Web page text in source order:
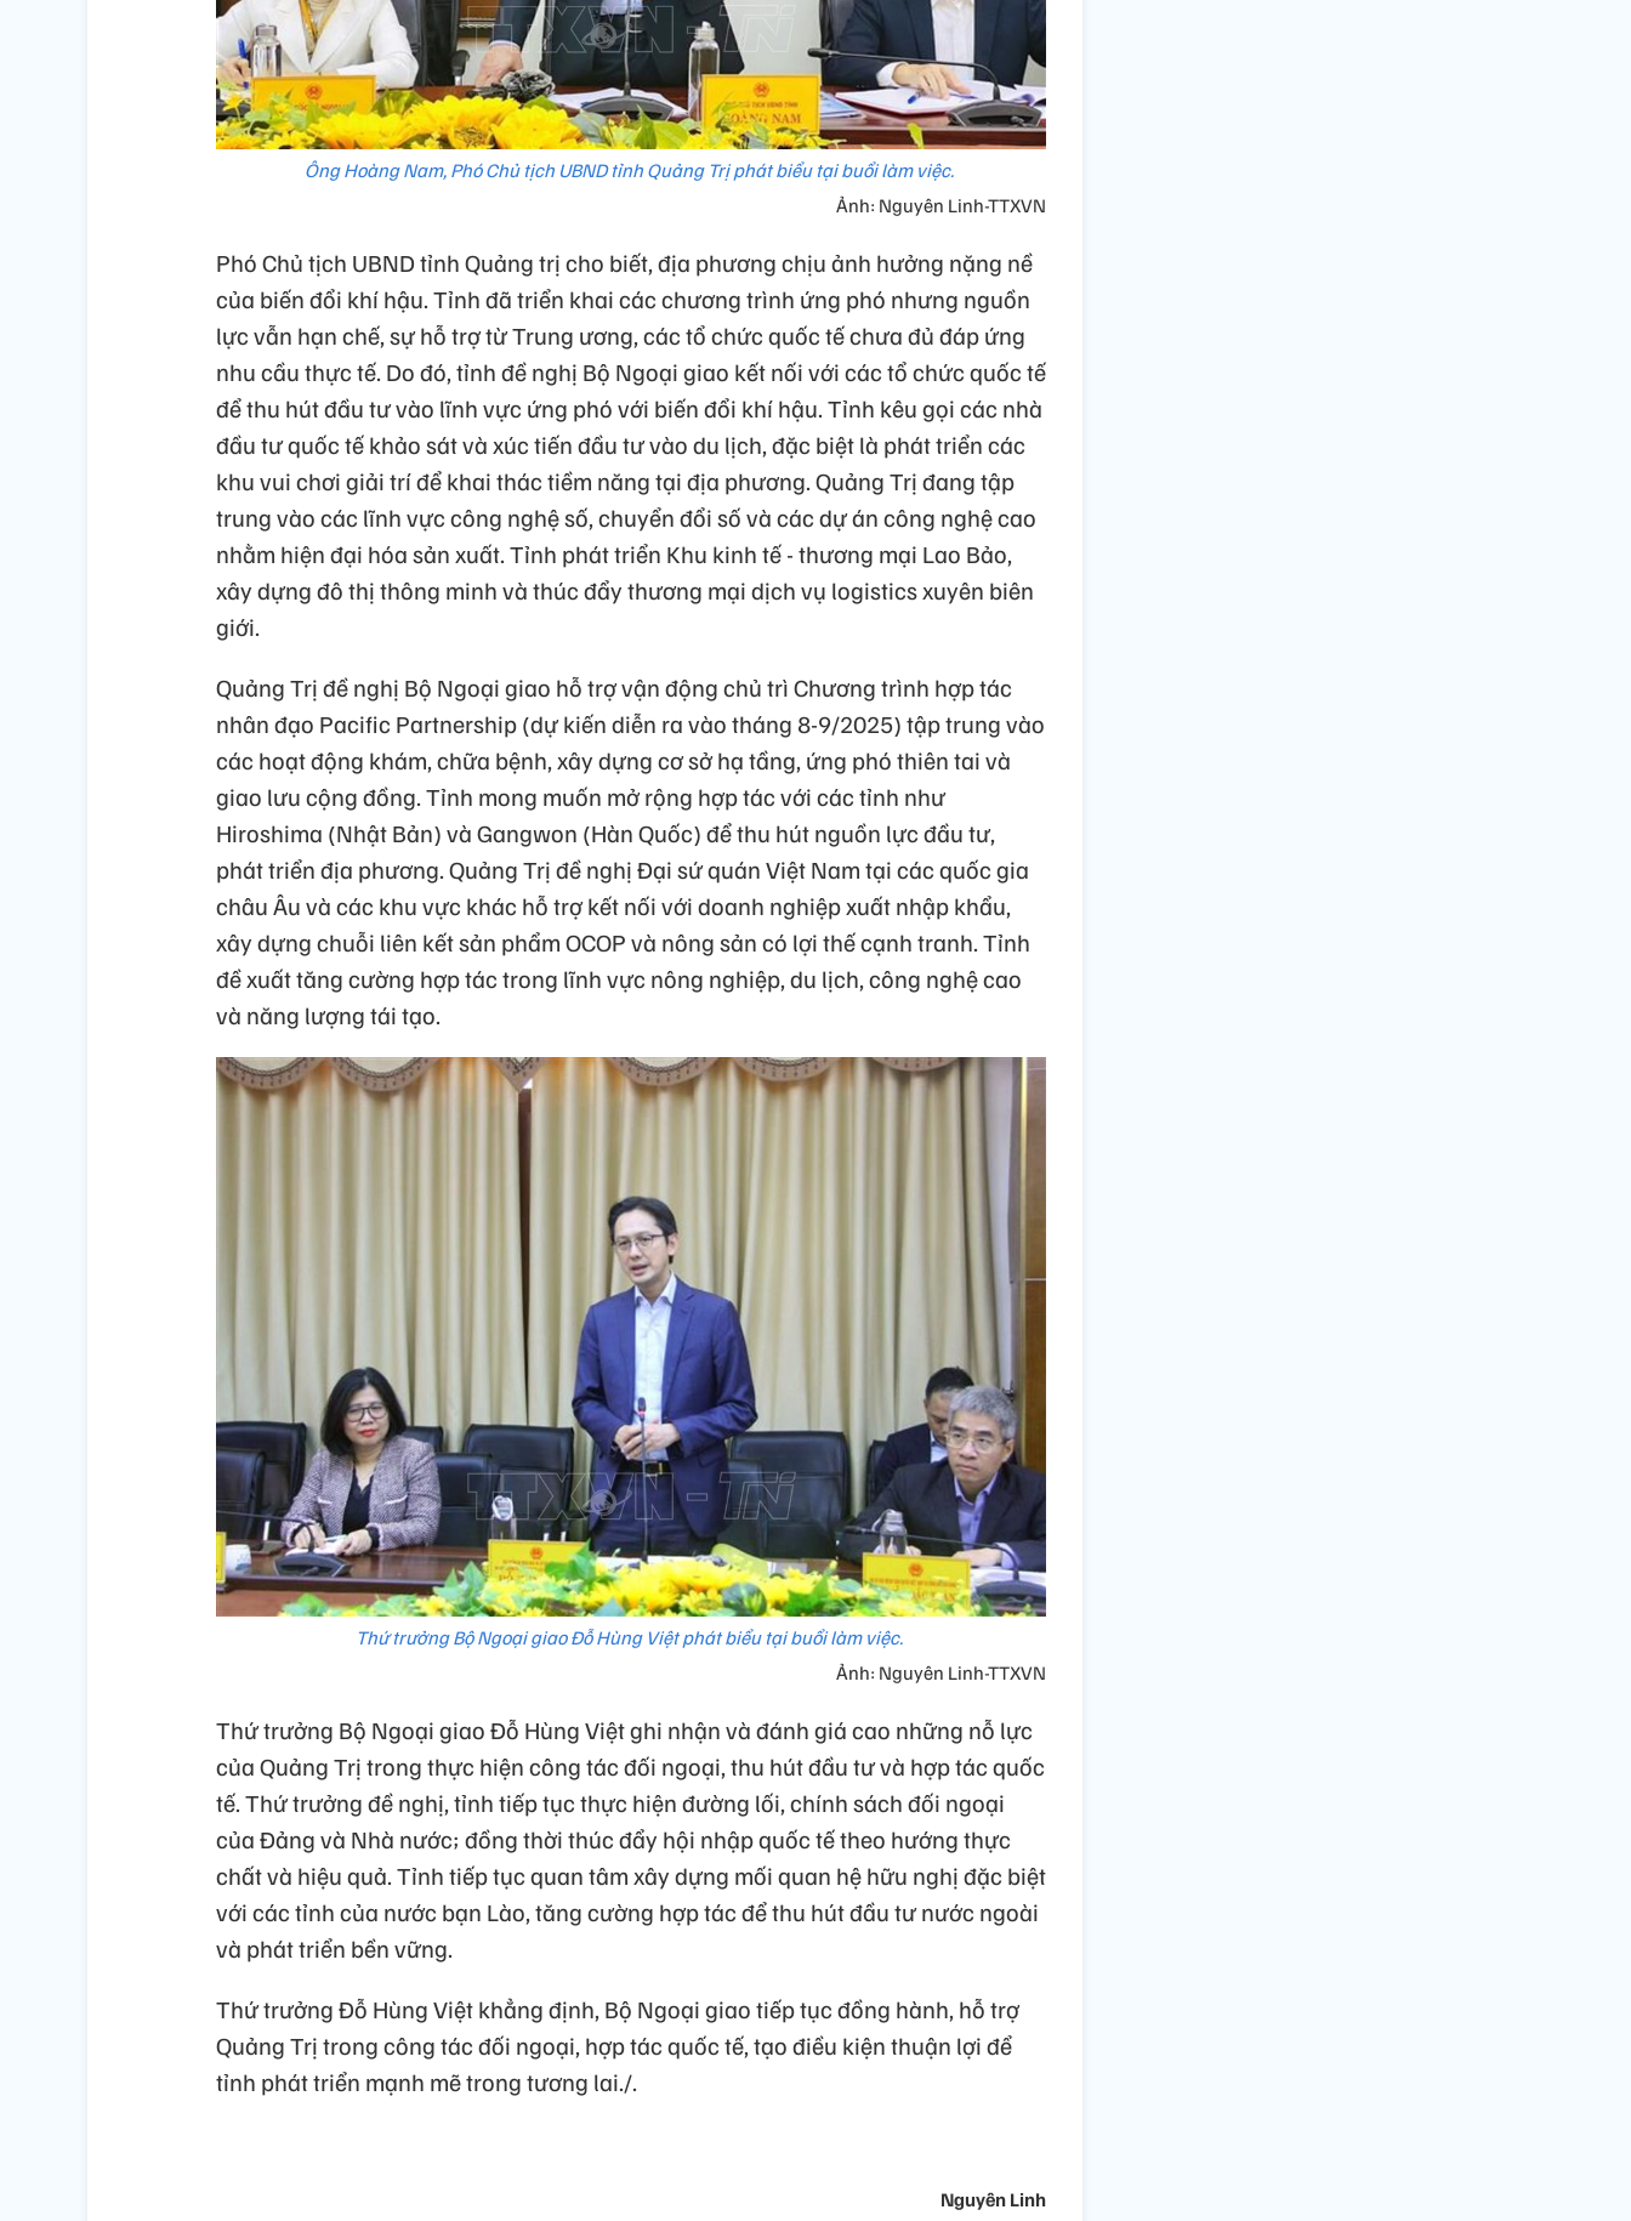
Ông Hoàng Nam, Phó Chủ tịch UBND tỉnh Quảng Trị phát biểu tại buổi làm việc.
Ảnh: Nguyên Linh-TTXVN
Phó Chủ tịch UBND tỉnh Quảng trị cho biết, địa phương chịu ảnh hưởng nặng nề
của biến đổi khí hậu. Tỉnh đã triển khai các chương trình ứng phó nhưng nguồn
lực vẫn hạn chế, sự hỗ trợ từ Trung ương, các tổ chức quốc tế chưa đủ đáp ứng
nhu cầu thực tế. Do đó, tỉnh đề nghị Bộ Ngoại giao kết nối với các tổ chức quốc tế
để thu hút đầu tư vào lĩnh vực ứng phó với biến đổi khí hậu. Tỉnh kêu gọi các nhà
đầu tư quốc tế khảo sát và xúc tiến đầu tư vào du lịch, đặc biệt là phát triển các
khu vui chơi giải trí để khai thác tiềm năng tại địa phương. Quảng Trị đang tập
trung vào các lĩnh vực công nghệ số, chuyển đổi số và các dự án công nghệ cao
nhằm hiện đại hóa sản xuất. Tỉnh phát triển Khu kinh tế - thương mại Lao Bảo,
xây dựng đô thị thông minh và thúc đẩy thương mại dịch vụ logistics xuyên biên
giới.
Quảng Trị đề nghị Bộ Ngoại giao hỗ trợ vận động chủ trì Chương trình hợp tác
nhân đạo Pacific Partnership (dự kiến diễn ra vào tháng 8-9/2025) tập trung vào
các hoạt động khám, chữa bệnh, xây dựng cơ sở hạ tầng, ứng phó thiên tai và
giao lưu cộng đồng. Tỉnh mong muốn mở rộng hợp tác với các tỉnh như
Hiroshima (Nhật Bản) và Gangwon (Hàn Quốc) để thu hút nguồn lực đầu tư,
phát triển địa phương. Quảng Trị đề nghị Đại sứ quán Việt Nam tại các quốc gia
châu Âu và các khu vực khác hỗ trợ kết nối với doanh nghiệp xuất nhập khẩu,
xây dựng chuỗi liên kết sản phẩm OCOP và nông sản có lợi thế cạnh tranh. Tỉnh
đề xuất tăng cường hợp tác trong lĩnh vực nông nghiệp, du lịch, công nghệ cao
và năng lượng tái tạo.
Thứ trưởng Bộ Ngoại giao Đỗ Hùng Việt phát biểu tại buổi làm việc.
Ảnh: Nguyên Linh-TTXVN
Thứ trưởng Bộ Ngoại giao Đỗ Hùng Việt ghi nhận và đánh giá cao những nỗ lực
của Quảng Trị trong thực hiện công tác đối ngoại, thu hút đầu tư và hợp tác quốc
tế. Thứ trưởng đề nghị, tỉnh tiếp tục thực hiện đường lối, chính sách đối ngoại
của Đảng và Nhà nước; đồng thời thúc đẩy hội nhập quốc tế theo hướng thực
chất và hiệu quả. Tỉnh tiếp tục quan tâm xây dựng mối quan hệ hữu nghị đặc biệt
với các tỉnh của nước bạn Lào, tăng cường hợp tác để thu hút đầu tư nước ngoài
và phát triển bền vững.
Thứ trưởng Đỗ Hùng Việt khẳng định, Bộ Ngoại giao tiếp tục đồng hành, hỗ trợ
Quảng Trị trong công tác đối ngoại, hợp tác quốc tế, tạo điều kiện thuận lợi để
tỉnh phát triển mạnh mẽ trong tương lai./.
Nguyên Linh